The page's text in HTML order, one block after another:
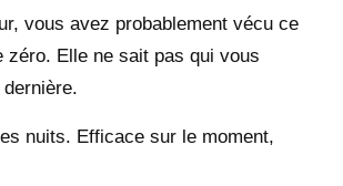
vous avez probablement vécu ce
zéro. Elle ne sait pas qui vous
nuits. Efficace sur le moment,